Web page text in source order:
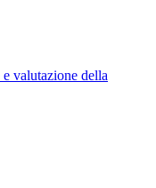
valutazione della